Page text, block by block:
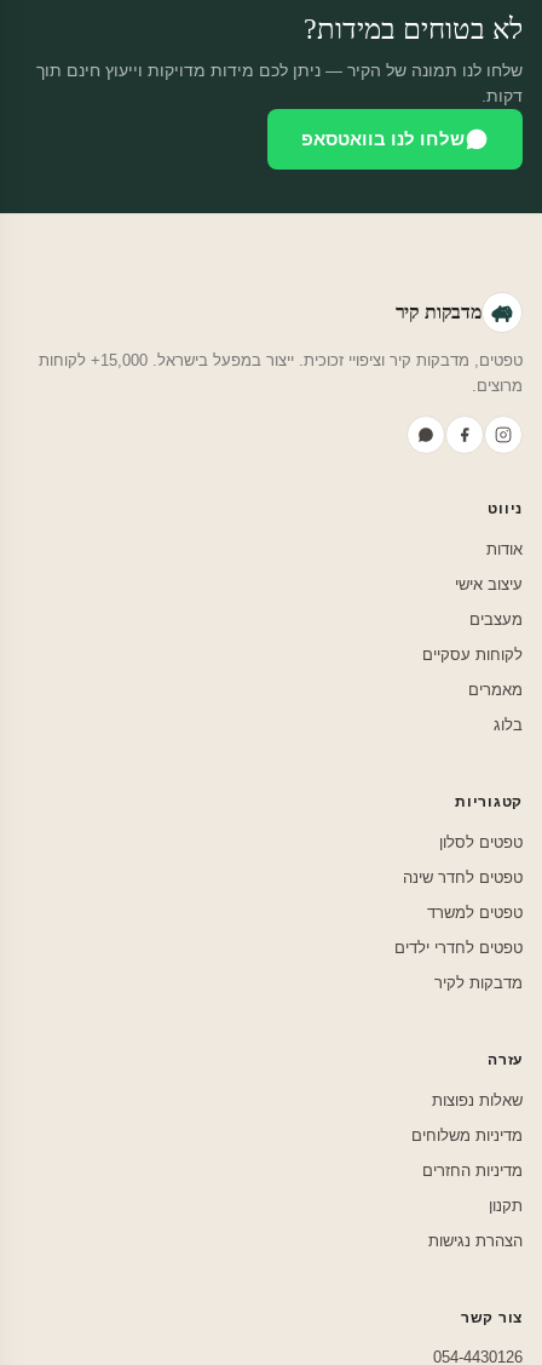
לא בטוחים במידות?
שלחו לנו תמונה של הקיר — ניתן לכם מידות מדויקות וייעוץ חינם תוך
דקות.
שלחו לנו בוואטסאפ
מדבקות קיר
טפטים, מדבקות קיר וציפויי זכוכית. ייצור במפעל בישראל. 15,000+ לקוחות
מרוצים.
ניווט
אודות
עיצוב אישי
מעצבים
לקוחות עסקיים
מאמרים
בלוג
קטגוריות
טפטים לסלון
טפטים לחדר שינה
טפטים למשרד
טפטים לחדרי ילדים
מדבקות לקיר
עזרה
שאלות נפוצות
מדיניות משלוחים
מדיניות החזרים
תקנון
הצהרת נגישות
צור קשר
054-4430126